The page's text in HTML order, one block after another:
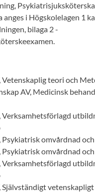
anges i Högskolelagen 1
bilaga 2 -
Vetenskaplig teori och
AV, Medicinsk
Verksamhetsförlagd
omvårdnad
omvårdnad
Verksamhetsförlagd
Självständigt